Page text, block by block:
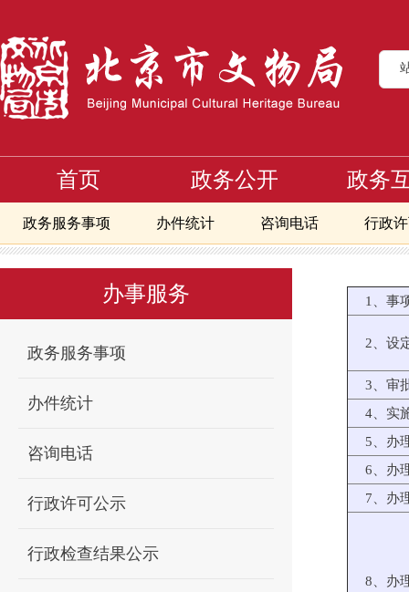
首页 政务公开 政务
政务服务事项 办件统计 咨询电话 行政
北京地区备案且正常开放博物馆地图
首页>办事服务> 文物进出境审核流程 >文物及文物复仿制品
办事服务
政务服务事项
办件统计
咨询电话
行政许可公示
行政检查结果公示
1、事
2、设
3、审
4、实
5、办
6、办
7、办
8、办